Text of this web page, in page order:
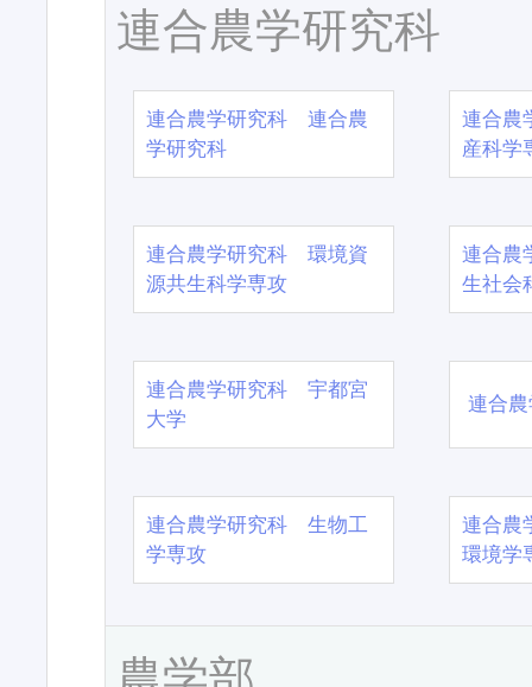
連合農学研究科
連合農学研究科 連合農
学研究科
連合農
産科学
連合農学研究科 環境資
源共生科学専攻
連合農
生社会
連合農学研究科 宇都宮
大学
連合
連合農学研究科 生物工
学専攻
連合農
環境学